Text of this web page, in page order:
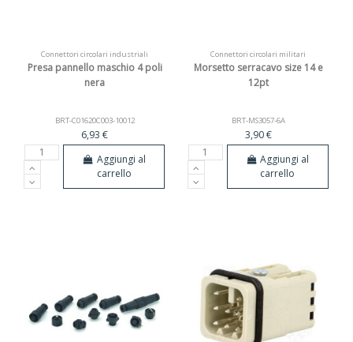
Connettori circolari industriali
Presa pannello maschio 4 poli
nera
BRT-C01620C003-10012
6,93 €
Aggiungi al
carrello
Connettori circolari militari
Morsetto serracavo size 14 e
12pt
BRT-MS3057-6A
3,90 €
Aggiungi al
carrello